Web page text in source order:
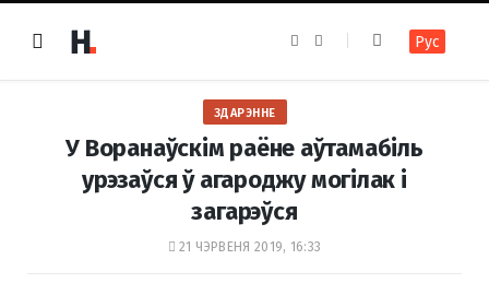
e
k
t
a
m
Рус
ЗДАРЭННЕ
У Воранаўскім раёне аўтамабіль
урэзаўся ў агароджу могілак і
загарэўся
21 ЧЭРВЕНЯ 2019, 16:33